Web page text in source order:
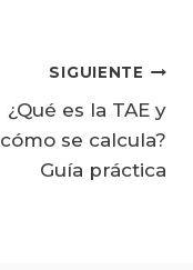
SIGUIENTE
¿Qué es la TAE y
cómo se calcula?
Guía práctica